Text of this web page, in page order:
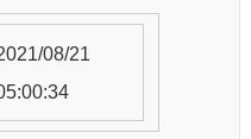
08/21